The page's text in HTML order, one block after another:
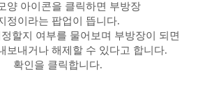
양 아이콘을 클릭하면 부방장
정이라는 팝업이 뜹니다.
할지 여부를 물어보며 부방장이 되면
보내거나 해제할 수 있다고 합니다.
확인을 클릭합니다.